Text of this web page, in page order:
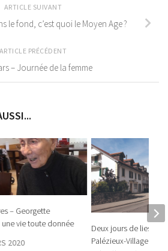
ARTICLE SUIVANT
le fond, c’est quoi le Moyen Age ?
ARTICLE PRÉCÉDENT
– Journée de la femme
– Georgette
une vie toute donnée
2020
Deux jours de liesse à
Palézieux-Village avec